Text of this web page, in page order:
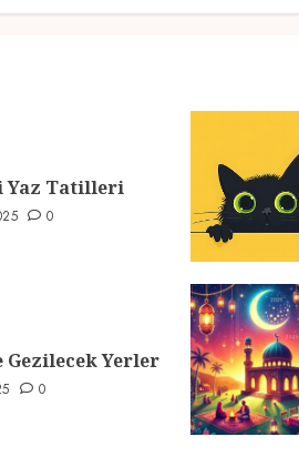
Yaz Tatilleri
0
Yerler
0